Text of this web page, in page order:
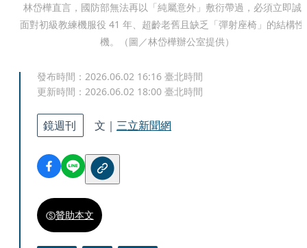
林岱樺直言，國防部無法再以「純屬意外」敷衍帶過，必須立即誠
面對初級教練機服役 41 年、超齡老舊且缺乏「彈射座椅」的結構
機。（圖／林岱樺辦公室提供）
發布時間： 2026.06.02 16:16 臺北時間
更新時間： 2026.06.02 18:00 臺北時間
鏡週刊 文｜ 三立新聞網
贊助本文